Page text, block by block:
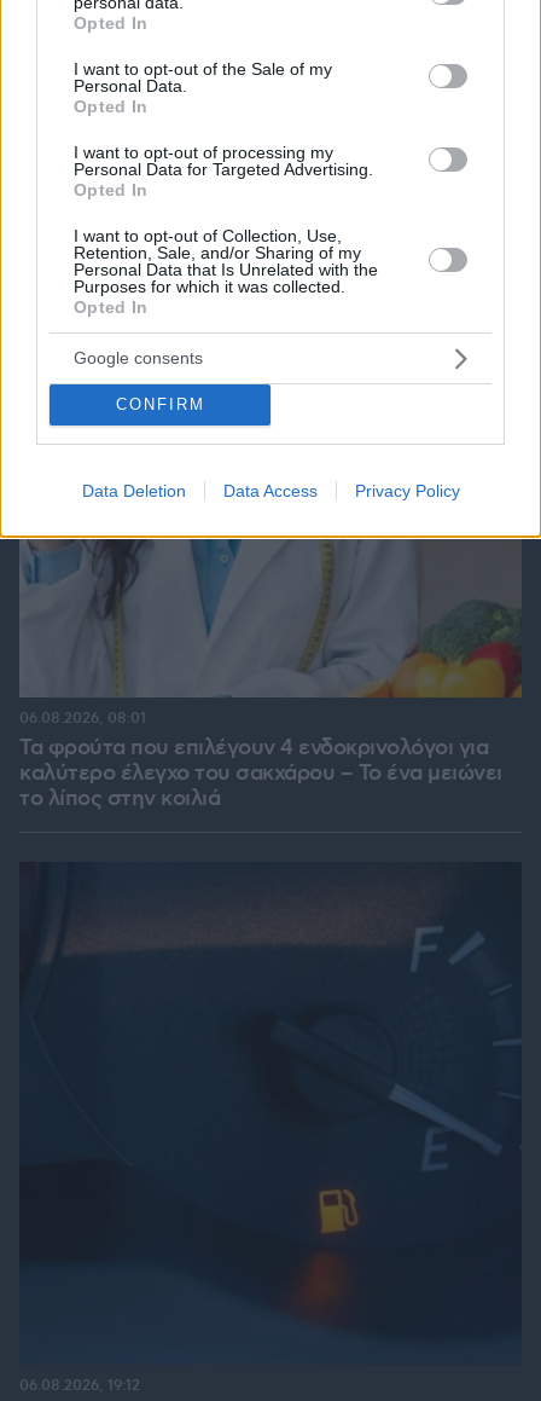
grant or deny consent to Google and its third-party tags to
use your data for below specified purposes in below Google
consent section.
Opted In
I want to opt-out of the Sale of my
Personal Data.
Opted In
I want to opt-out of processing my
Personal Data for Targeted Advertising.
Opted In
I want to opt-out of Collection, Use,
Retention, Sale, and/or Sharing of my
Personal Data that Is Unrelated with the
Purposes for which it was collected.
Opted In
Google consents
CONFIRM
Data Deletion Data Access Privacy Policy
Cut The Rope
ΔΕΙΤΕ ΟΛΑ ΤΑ GAMES
Best of Network
Τα φρούτα που επιλέγουν 4 ενδοκρινολόγοι για
καλύτερο έλεγχο του σακχάρου – Το ένα μειώνει
το λίπος στην κοιλιά
06.08.2026, 08:01
06.08.2026, 19:12